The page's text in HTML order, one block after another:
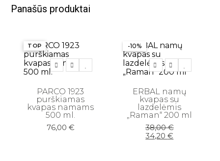
Panašūs produktai
TOP
PARCO 1923
purškiamas
kvapas namams
500 ml.
76,00 €
-10%
ERBAL namų
kvapas su
lazdelėmis
„Raman“ 200 ml
38,00€
Original
price
34,20€
Current
price